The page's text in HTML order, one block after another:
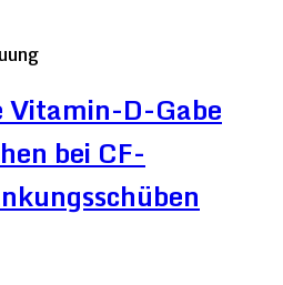
Vitamin-D-Gabe
bei CF-